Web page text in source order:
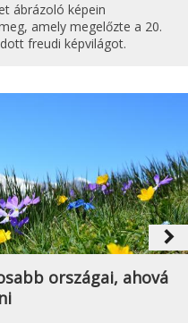
ábrázoló képein
amely megelőzte a 20.
freudi képvilágot.
navigate_next
országai, ahová